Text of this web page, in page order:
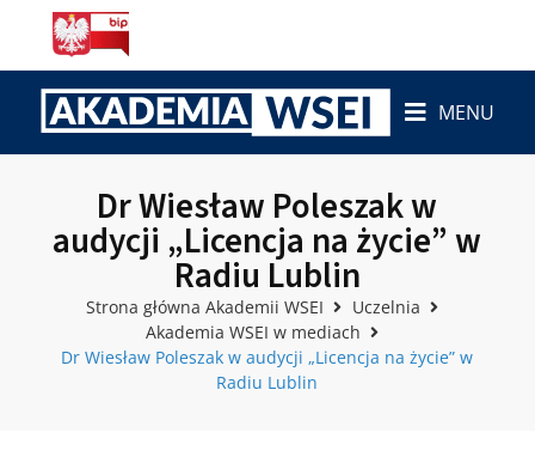
MENU
Dr Wiesław Poleszak w
audycji „Licencja na życie” w
Radiu Lublin
Strona główna Akademii WSEI
Uczelnia
Akademia WSEI w mediach
Dr Wiesław Poleszak w audycji „Licencja na życie” w
Radiu Lublin